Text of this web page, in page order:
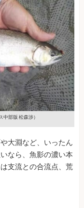
中部版 松森渉）
大淵など、いったん
なら、魚影の濃い本
支流との合流点、荒